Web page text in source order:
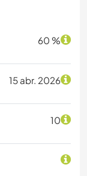
60 %
15 abr. 2026
10